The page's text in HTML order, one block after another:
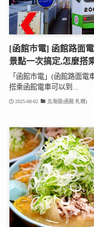
[函館市電] 函館路面
景點一次搞定,怎麼搭
「函館市電」(函館路面電
搭乘函館電車可以到...
2025-08-02 北海道(函館.札幌)